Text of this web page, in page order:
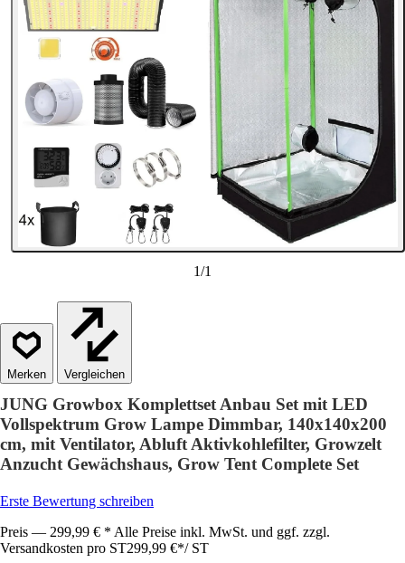
1/1
Vergleichen
JUNG Growbox Komplettset Anbau Set mit LED
Vollspektrum Grow Lampe Dimmbar, 140x140x200
cm, mit Ventilator, Abluft Aktivkohlefilter, Growzelt
Anzucht Gewächshaus, Grow Tent Complete Set
Erste Bewertung schreiben
Preis — 299,99 € * Alle Preise inkl. MwSt. und ggf. zzgl.
Versandkosten pro ST299,99 €*/ ST